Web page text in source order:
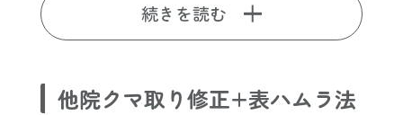
続きを読む
他院クマ取り修正+表ハムラ法